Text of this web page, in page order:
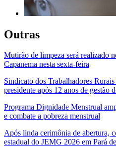
Outras
Mutirão de limpeza será realizado
Capanema nesta sexta-feira
Sindicato dos Trabalhadores
presidente após 12 anos de gestão
Programa Dignidade Menstrual
e combate a pobreza menstrual
Após linda cerimônia de abertura,
estadual do JEMG 2026 em Pará